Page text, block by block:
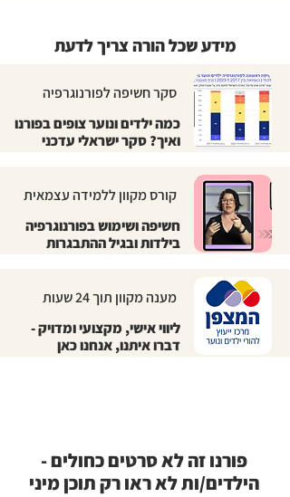
מידע שכל הורה צריך לדעת
סקר חשיפה לפורנוגרפיה
כמה ילדים ונוער צופים בפורנו
ואיך? סקר ישראלי עדכני
קורס מקוון ללמידה עצמאית
חשיפה ושימוש בפורנוגרפיה
בילדות ובגיל ההתבגרות
מענה מקוון תוך 24 שעות
ליווי אישי, מקצועי ומדויק -
דברו איתנו, אנחנו כאן
פורנו זה לא סרטים כחולים -
הילדים/ות לא ראו רק תוכן מיני